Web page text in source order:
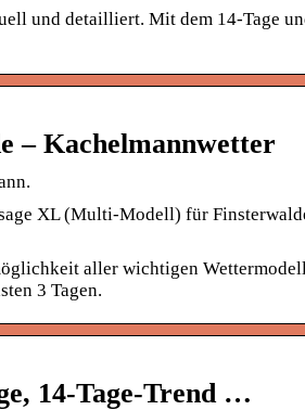
und detailliert. Mit dem 14-Tage
– Kachelmannwetter
XL (Multi-Modell) für
aller wichtigen
3 Tagen.
14-Tage-Trend …